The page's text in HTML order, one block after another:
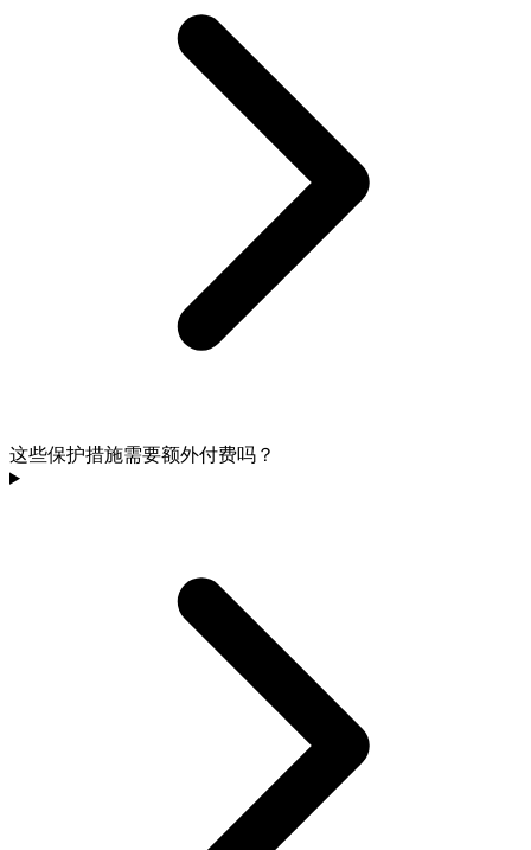
这些保护措施需要额外付费吗？